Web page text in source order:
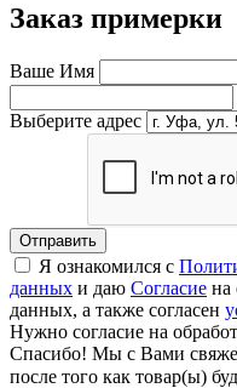
Заказ примерки
Ваше Имя
Выберите адрес
Отправить
Я ознакомился с
данных и даю Согласие на
данных, а также согласен
Нужно согласие на
Спасибо! Мы с Вами
после того как товар(ы)